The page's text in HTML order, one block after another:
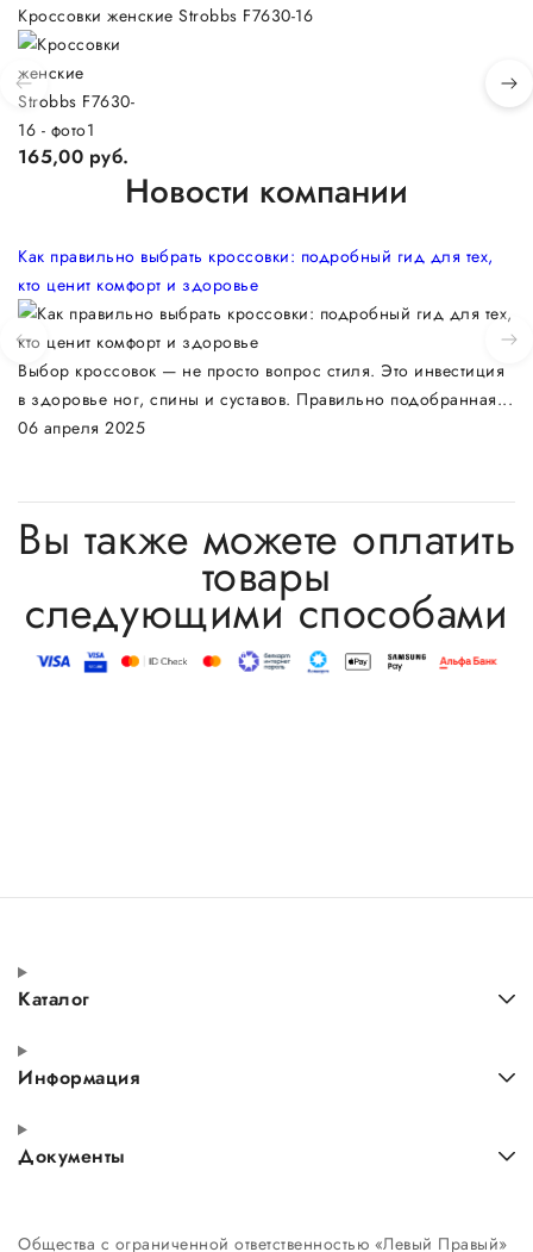
Кроссовки женские Strobbs F7630-16
165,00 руб.
Новости компании
Как правильно выбрать кроссовки: подробный гид для тех,
кто ценит комфорт и здоровье
Выбор кроссовок — не просто вопрос стиля. Это инвестиция
в здоровье ног, спины и суставов. Правильно подобранная...
06 апреля 2025
Вы также можете оплатить
товары
следующими способами
Каталог
Информация
Документы
Общества с ограниченной ответственностью «Левый Правый»